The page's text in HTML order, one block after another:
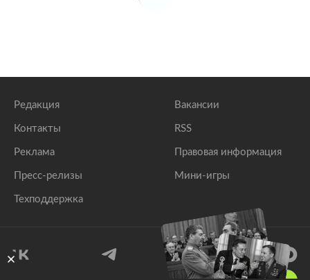
Редакция
Контакты
Реклама
Пресс-релизы
Техподдержка
Вакансии
RSS
Правовая информация
Мини-игры